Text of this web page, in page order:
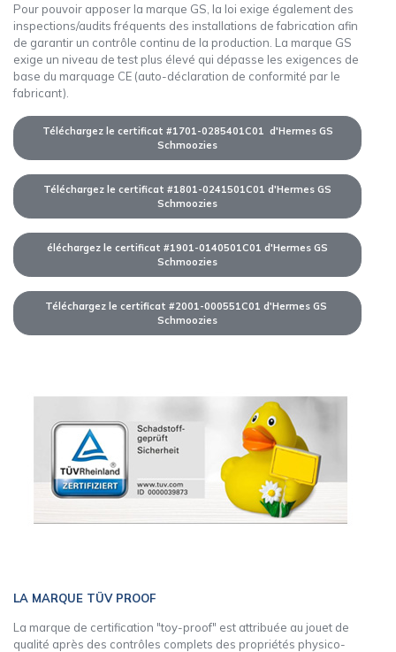
Pour pouvoir apposer la marque GS, la loi exige également des
inspections/audits fréquents des installations de fabrication afin
de garantir un contrôle continu de la production. La marque GS
exige un niveau de test plus élevé qui dépasse les exigences de
base du marquage CE (auto-déclaration de conformité par le
fabricant).
Téléchargez le certificat #1701-0285401C01 d'Hermes GS
Schmoozies
Téléchargez le certificat #1801-0241501C01 d'Hermes GS
Schmoozies
éléchargez le certificat #1901-0140501C01 d'Hermes GS
Schmoozies
Téléchargez le certificat #2001-000551C01 d'Hermes GS
Schmoozies
LA MARQUE TÜV PROOF
La marque de certification "toy-proof" est attribuée au jouet de
qualité après des contrôles complets des propriétés physico-